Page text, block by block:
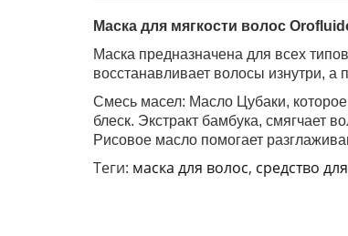
Маска для мягкости волос
Маска предназначена для всех
восстанавливает волосы изнутри,
Смесь масел: Масло Цубаки,
блеск. Экстракт бамбука, смягчает
Рисовое масло помогает
Теги: маска для волос, средство